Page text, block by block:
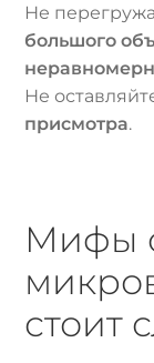
Не
большого
Не
присмотра.
Мифы
стоит